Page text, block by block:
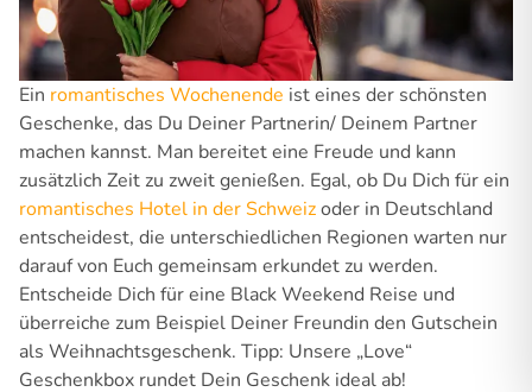
Ein romantisches Wochenende ist eines der schönsten
Geschenke, das Du Deiner Partnerin/ Deinem Partner
machen kannst. Man bereitet eine Freude und kann
zusätzlich Zeit zu zweit genießen. Egal, ob Du Dich für ein
romantisches Hotel in der Schweizoder in Deutschland
entscheidest, die unterschiedlichen Regionen warten nur
darauf von Euch gemeinsam erkundet zu werden.
Entscheide Dich für eine Black Weekend Reise und
überreiche zum Beispiel Deiner Freundin den Gutschein
als Weihnachtsgeschenk. Tipp: Unsere „Love“
Geschenkbox rundet Dein Geschenk ideal ab!